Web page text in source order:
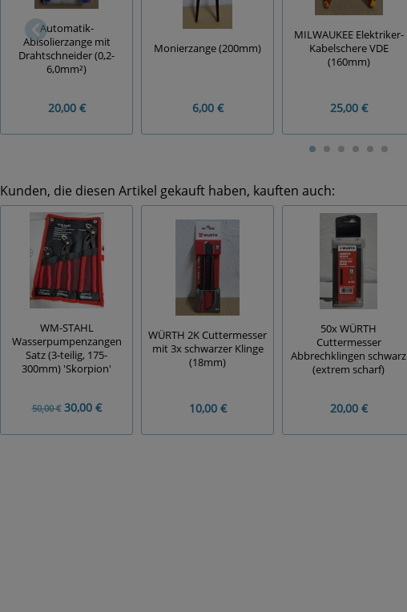
Automatik-
Abisolierzange mit
Drahtschneider (0,2-
6,0mm²)
20,00 €
Monierzange (200mm)
6,00 €
MILWAUKEE Elektriker-
Kabelschere VDE
(160mm)
25,00 €
Kunden, die diesen Artikel gekauft haben, kauften auch:
WM-STAHL
Wasserpumpenzangen
Satz (3-teilig, 175-
300mm) 'Skorpion'
50,00 €30,00 €
WÜRTH 2K Cuttermesser
mit 3x schwarzer Klinge
(18mm)
10,00 €
50x WÜRTH
Cuttermesser
Abbrechklingen schwarz
(extrem scharf)
20,00 €